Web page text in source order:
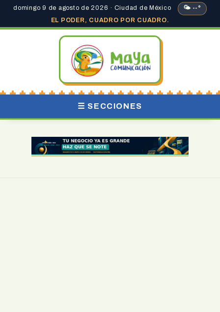
domingo 9 de agosto de 2026 · Ciudad de México
🌤 --°
EL PODER, CUADRO POR CUADRO.
☰ SECCIONES